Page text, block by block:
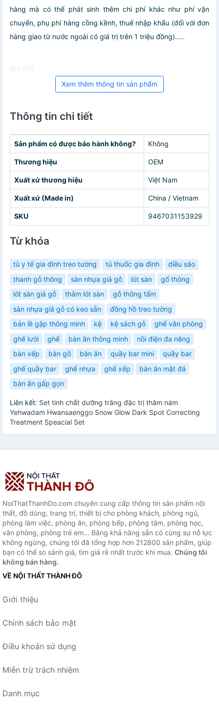
hàng mà có thể phát sinh thêm chi phí khác như phí vận
chuyển, phụ phí hàng cồng kềnh, thuế nhập khẩu (đối với đơn
hàng giao từ nước ngoài có giá trị trên 1 triệu đồng).....
Giá SPS
Xem thêm thông tin sản phẩm
Thông tin chi tiết
Sản phẩm có được bảo hành không? Không
Thương hiệu OEM
Xuất xứ thương hiệu Việt Nam
Xuất xứ (Made in) China / Vietnam
SKU 9467031153929
Từ khóa
tủ y tế gia đình treo tường tủ thuốc gia đình
diều sáo
thanh gỗ thông
sàn nhựa giả gỗ lót sàn
gổ thông
lót sàn giả gỗ
thảm lót sàn
gỗ thông tấm
sàn nhựa giả gỗ có keo sẵn
đồng hồ treo tường
bản lề gập thông minh
kệ kệ sách gỗ
ghế văn phòng
ghế lười
ghế bàn ăn thông minh
nồi điện đa năng
bàn xếp
bàn gỗ bàn ăn quầy bar mini
quầy bar
ghế quầy bar
ghế nhựa ghế xếp
bàn ăn mặt đá
bàn ăn gấp gọn
Liên kết: Set tinh chất dưỡng trắng đặc trị thâm nám
Yehwadam Hwansaenggo Snow Glow Dark Spot Correcting
Treatment Speacial Set
NoiThatThanhDo.com chuyên cung cấp thông tin sản phẩm nội
thất, đồ dùng, trang trí, thiết bị cho phòng khách, phòng ngủ,
phòng làm việc, phòng ăn, phòng bếp, phòng tắm, phòng học,
văn phòng, phòng trẻ em... Bằng khả năng sẵn có cùng sự nỗ lực
không ngừng, chúng tôi đã tổng hợp hơn 212800 sản phẩm, giúp
bạn có thể so sánh giá, tìm giá rẻ nhất trước khi mua. Chúng tôi
không bán hàng.
VỀ NỘI THẤT THÀNH ĐÔ
Giới thiệu
Chính sách bảo mật
Điều khoản sử dụng
Miễn trừ trách nhiệm
Danh mục